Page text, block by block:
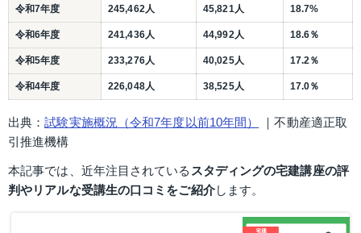
令和7年度 245,462人 45,821人 18.7%
令和6年度 241,436人 44,992人 18.6％
令和5年度 233,276人 40,025人 17.2％
令和4年度 226,048人 38,525人 17.0％
出典：試験実施概況（令和7年度以前10年間）
｜不動産適正取
引推進機構
本記事では、近年注目されている スタディングの宅建講座の評
判やリアルな受講生の口コミをご紹介します。